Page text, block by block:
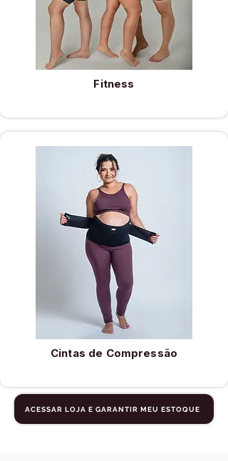
Fitness
Cintas de Compressão
ACESSAR LOJA E GARANTIR MEU ESTOQUE